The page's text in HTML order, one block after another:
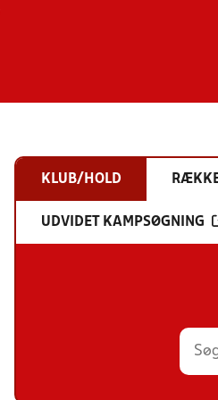
KLUB/HOLD
UDVIDET KAMPSØGNING